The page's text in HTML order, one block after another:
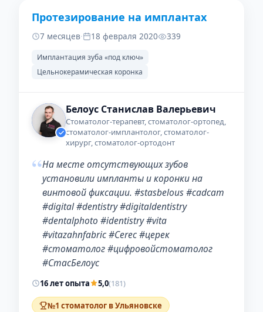
ДО ПОСЛЕ
Протезирование на имплантах
7 месяцев· 18 февраля 2020 339
Имплантация зуба «под ключ»
Цельнокерамическая коронка
Белоус Станислав Валерьевич
Стоматолог-терапевт, стоматолог-ортопед,
стоматолог-имплантолог, стоматолог-
хирург, стоматолог-ортодонт
“На месте отсутствующих зубов
установили импланты и коронки на
винтовой фиксации. #stasbelous #cadcam
#digital #dentistry #digitaldentistry
#dentalphoto #identistry #vita
#vitazahnfabric #Cerec #церек
#стоматолог #цифровойстоматолог
#СтасБелоус
16 лет опыта 5,0(181)
№1 стоматолог в Ульяновске